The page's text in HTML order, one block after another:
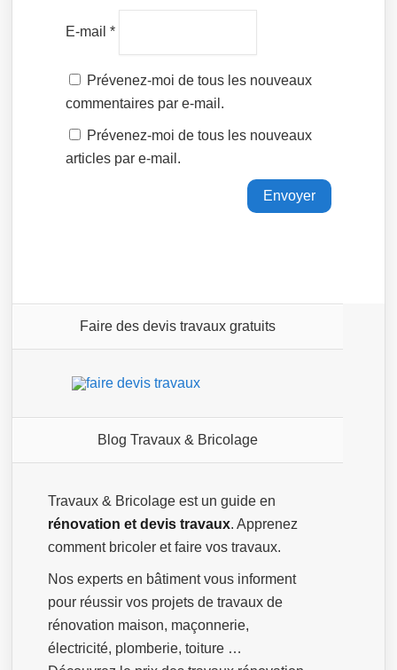
E-mail*
Prévenez-moi de tous les nouveaux
commentaires par e-mail.
Prévenez-moi de tous les nouveaux
articles par e-mail.
Faire des devis travaux gratuits
Blog Travaux & Bricolage
Travaux & Bricolage est un guide en
rénovation et devis travaux. Apprenez
comment bricoler et faire vos travaux.
Nos experts en bâtiment vous informent
pour réussir vos projets de travaux de
rénovation maison, maçonnerie,
électricité, plomberie, toiture …